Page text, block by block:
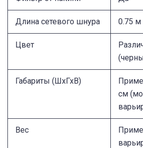
Длина сетевого шнура 0.75 м
Цвет
Габариты (ШхГхВ)
см
Вес